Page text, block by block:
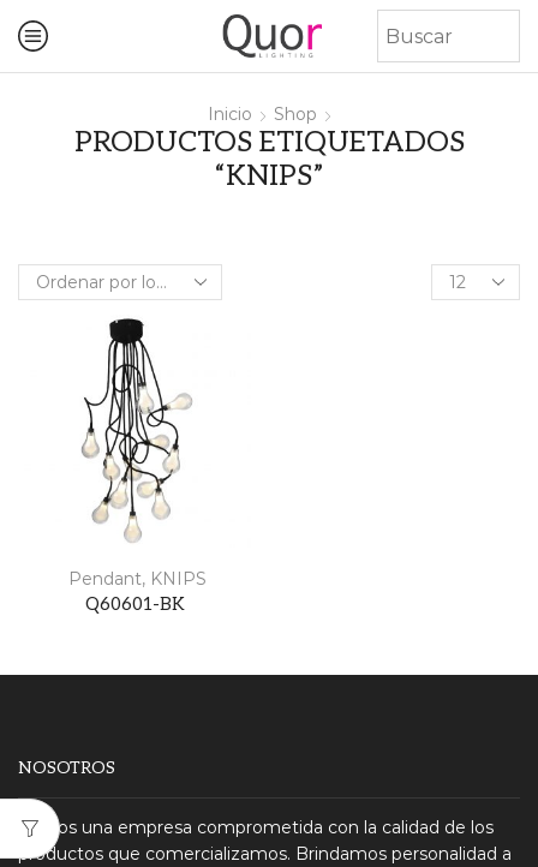
Inicio Shop
PRODUCTOS ETIQUETADOS
“KNIPS”
Products
per
Pendant, KNIPS
Q60601-BK
NOSOTROS
Somos una empresa comprometida con la calidad de los
productos que comercializamos. Brindamos personalidad a